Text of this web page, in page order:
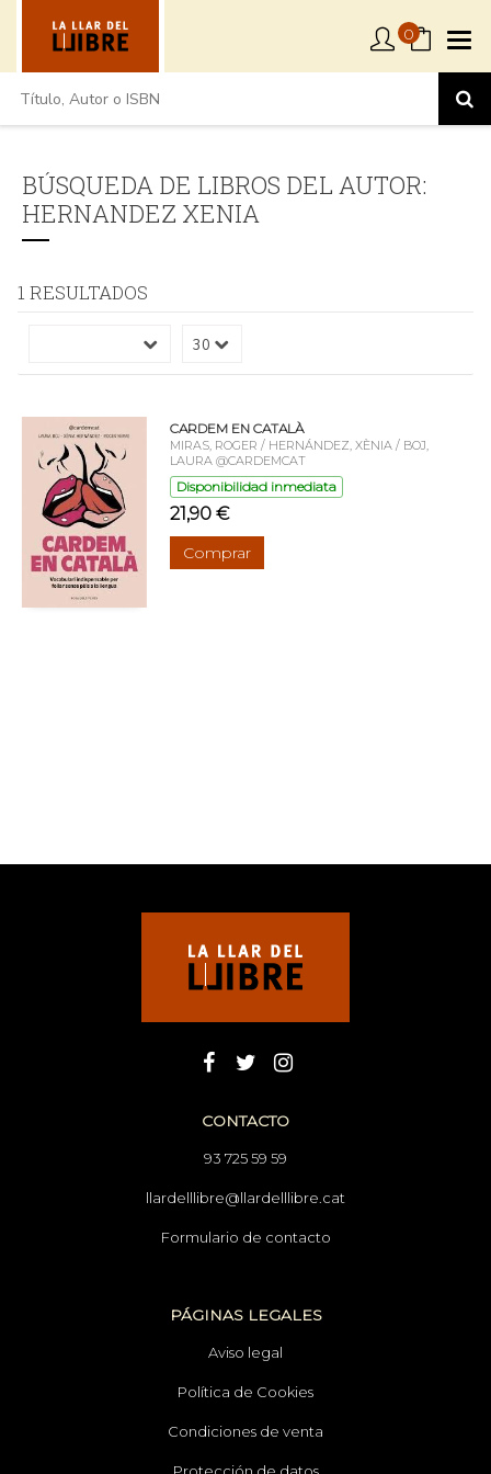
0
BÚSQUEDA DE LIBROS DEL AUTOR:
HERNANDEZ XENIA
1 RESULTADOS
CARDEM EN CATALÀ
MIRAS, ROGER / HERNÁNDEZ, XÈNIA / BOJ,
LAURA @CARDEMCAT
Disponibilidad inmediata
21,90 €
Comprar
CONTACTO
93 725 59 59
llardelllibre@llardelllibre.cat
Formulario de contacto
PÁGINAS LEGALES
Aviso legal
Política de Cookies
Condiciones de venta